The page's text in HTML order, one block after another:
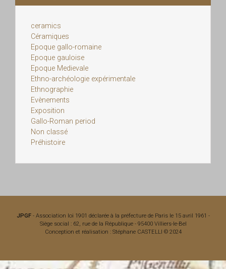
ceramics
Céramiques
Epoque gallo-romaine
Epoque gauloise
Epoque Medievale
Ethno-archéologie expérimentale
Ethnographie
Evènements
Exposition
Gallo-Roman period
Non classé
Préhistoire
JPGF- Association loi 1901 déclarée à la préfecture de Paris le 15 avril 1961 -
Siège social : 62, rue de la République - 95400 Villiers-le-Bel
Conception et réalisation : Stéphane CASTELLI © 2024